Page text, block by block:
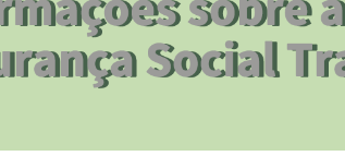
Serviços
Balcão único para